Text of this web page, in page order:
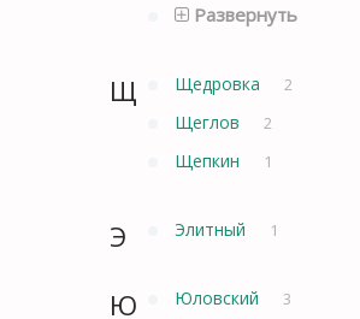
Развернуть
Щ Щедровка 2
Щеглов 2
Щепкин 1
Э Элитный 1
Ю Юловский 3